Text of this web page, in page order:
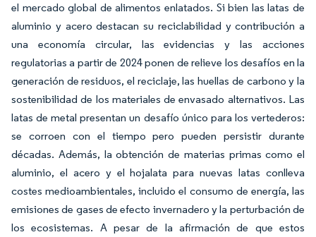
el mercado global de alimentos enlatados. Si bien las latas de
aluminio y acero destacan su reciclabilidad y contribución a
una economía circular, las evidencias y las acciones
regulatorias a partir de 2024 ponen de relieve los desafíos en la
generación de residuos, el reciclaje, las huellas de carbono y la
sostenibilidad de los materiales de envasado alternativos. Las
latas de metal presentan un desafío único para los vertederos:
se corroen con el tiempo pero pueden persistir durante
décadas. Además, la obtención de materias primas como el
aluminio, el acero y el hojalata para nuevas latas conlleva
costes medioambientales, incluido el consumo de energía, las
emisiones de gases de efecto invernadero y la perturbación de
los ecosistemas. A pesar de la afirmación de que estos